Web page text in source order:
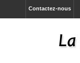
Contactez-nous